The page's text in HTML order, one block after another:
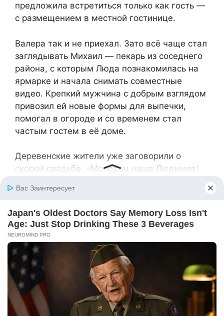
предложила встретиться только как гость —
с размещением в местной гостинице.
Валера так и не приехал. Зато всё чаще стал
заглядывать Михаил — пекарь из соседнего
района, с которым Люда познакомилась на
ярмарке и начала снимать совместные
видео. Крепкий мужчина с добрым взглядом
привозил ей новые формы для выпечки,
помогал в огороде и со временем стал
частым гостем в её доме.
Деревенские жители уже заговорили о
скорой свадьбе. «Молодец наша Людмила!
перешёптывались соседи.
Та самая «избушка», которую некогда
высмеивали Валера и Надежда Павловна,
превратилась в место притяжения. Люда
организовывала деревенские ярмарки,
праздники для детей, пополняла местную
библиотеку новыми книгами. На входной
двери красовалась табличка: «Дом Варвары
Григорьевны. Любовь не горит и не ржавеет»